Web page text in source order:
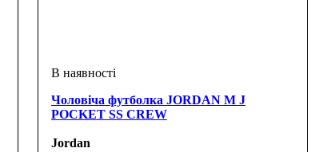
Чоловіча футболка JORDAN M J
POCKET SS CREW
Jordan